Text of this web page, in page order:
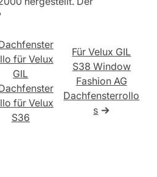
für Velux
GIL
für Velux
S36
Für Velux GIL
S38 Window
Fashion AG
Dachfensterrollo
s →